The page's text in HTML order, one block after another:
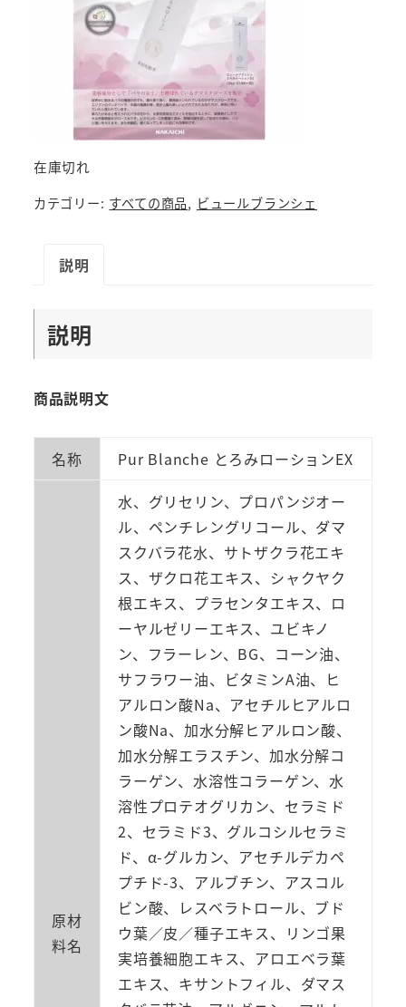
在庫切れ
カテゴリー: すべての商品, ビュールブランシェ
説明
説明
商品説明文
名称 Pur Blanche とろみローションEX
原材
料名
水、グリセリン、プロパンジオー
ル、ペンチレングリコール、ダマ
スクバラ花水、サトザクラ花エキ
ス、ザクロ花エキス、シャクヤク
根エキス、プラセンタエキス、ロ
ーヤルゼリーエキス、ユビキノ
ン、フラーレン、BG、コーン油、
サフラワー油、ビタミンA油、ヒ
アルロン酸Na、アセチルヒアルロ
ン酸Na、加水分解ヒアルロン酸、
加水分解エラスチン、加水分解コ
ラーゲン、水溶性コラーゲン、水
溶性プロテオグリカン、セラミド
2、セラミド3、グルコシルセラミ
ド、α-グルカン、アセチルデカペ
プチド-3、アルブチン、アスコル
ビン酸、レスベラトロール、ブド
ウ葉／皮／種子エキス、リンゴ果
実培養細胞エキス、アロエベラ葉
エキス、キサントフィル、ダマス